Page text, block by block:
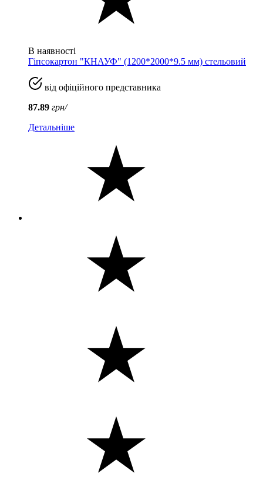
В наявності
Гіпсокартон "КНАУФ" (1200*2000*9.5 мм) стельовий
від офіційного представника
87.89 грн/
Детальніше